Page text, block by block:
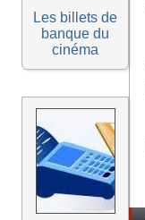
Les billets de
banque du
cinéma